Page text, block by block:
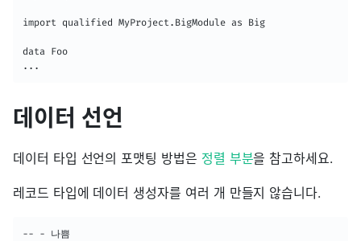
import qualified MyProject.BigModule as Big
data Foo
...
데이터 선언
데이터 타입 선언의 포맷팅 방법은 정렬 부분을 참고하세요.
레코드 타입에 데이터 생성자를 여러 개 만들지 않습니다.
-- - 나쁨